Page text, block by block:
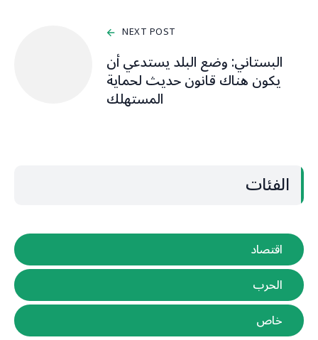
NEXT POST
البستاني: وضع البلد يستدعي أن
يكون هناك قانون حديث لحماية
المستهلك
الفئات
اقتصاد
الحرب
خاص